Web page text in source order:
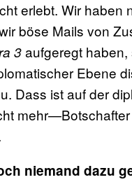
erlebt. Wir haben
böse Mails von
3aufgeregt
Ebene
Dass ist auf der
niemand dazu